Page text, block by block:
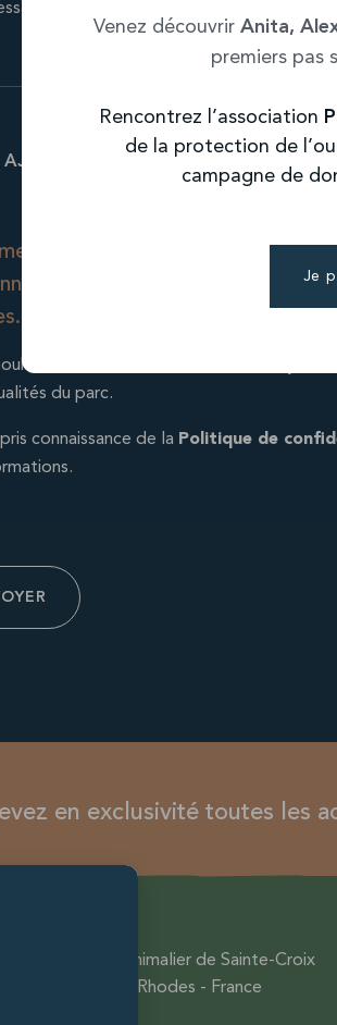
AJOUTER UNE PIÈCE-JOINTE
ce formulaire, vous
personnelles dans les
m’abonner à la newsletter et
du parc.
pris connaissance de la Politique de
en exclusivité toutes les
Parc Animalier de Sainte-Croix
57810 Rhodes - France
Venez découvrir Anita,
premiers pas
Rencontrez l’association
de la protection de
campagne de
Je